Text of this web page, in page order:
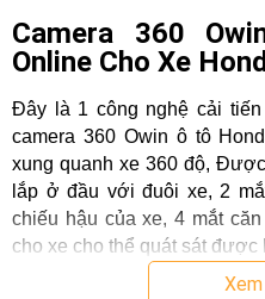
Camera 360
Online Cho Xe
Đây là 1 công nghệ cải
camera 360 Owin ô tô
xung quanh xe 360 độ,
lắp ở đầu với đuôi xe, 2
chiếu hậu của xe, 4 mắt
cho xe cho thể quát sát được